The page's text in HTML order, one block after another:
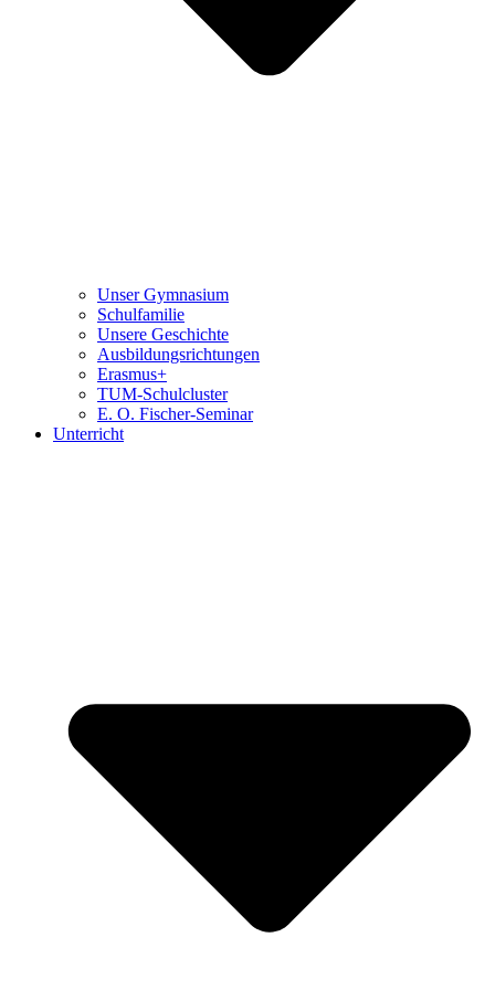
Unser Gymnasium
Schulfamilie
Unsere Geschichte
Ausbildungsrichtungen
Erasmus+
TUM-Schulcluster
E. O. Fischer-Seminar
Unterricht